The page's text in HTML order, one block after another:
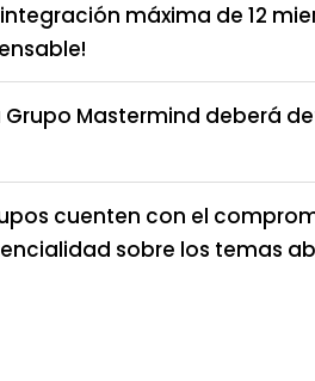
máxima de 12
Mastermind deberá
cuenten con el
sobre los temas